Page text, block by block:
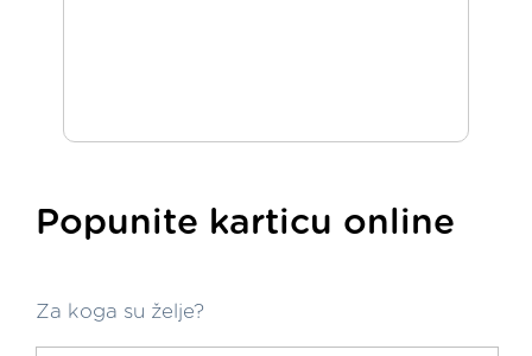
Popunite karticu online
Za koga su želje?